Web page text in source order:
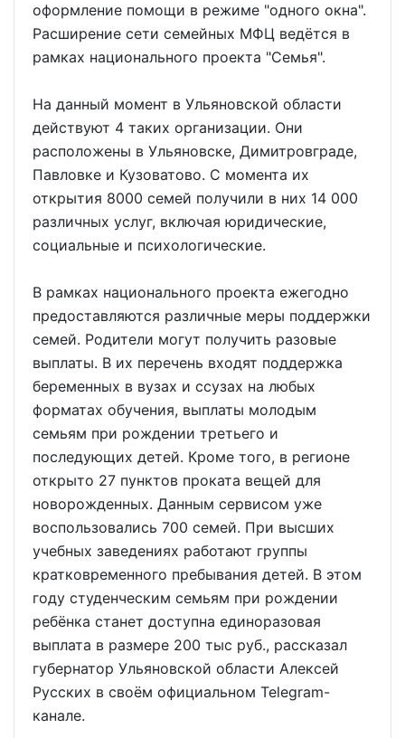
оформление помощи в режиме "одного окна".
Расширение сети семейных МФЦ ведётся в
рамках национального проекта "Семья".
На данный момент в Ульяновской области
действуют 4 таких организации. Они
расположены в Ульяновске, Димитровграде,
Павловке и Кузоватово. С момента их
открытия 8000 семей получили в них 14 000
различных услуг, включая юридические,
социальные и психологические.
В рамках национального проекта ежегодно
предоставляются различные меры поддержки
семей. Родители могут получить разовые
выплаты. В их перечень входят поддержка
беременных в вузах и ссузах на любых
форматах обучения, выплаты молодым
семьям при рождении третьего и
последующих детей. Кроме того, в регионе
открыто 27 пунктов проката вещей для
новорожденных. Данным сервисом уже
воспользовались 700 семей. При высших
учебных заведениях работают группы
кратковременного пребывания детей. В этом
году студенческим семьям при рождении
ребёнка станет доступна единоразовая
выплата в размере 200 тыс руб., рассказал
губернатор Ульяновской области Алексей
Русских в своём официальном Telegram-
канале.